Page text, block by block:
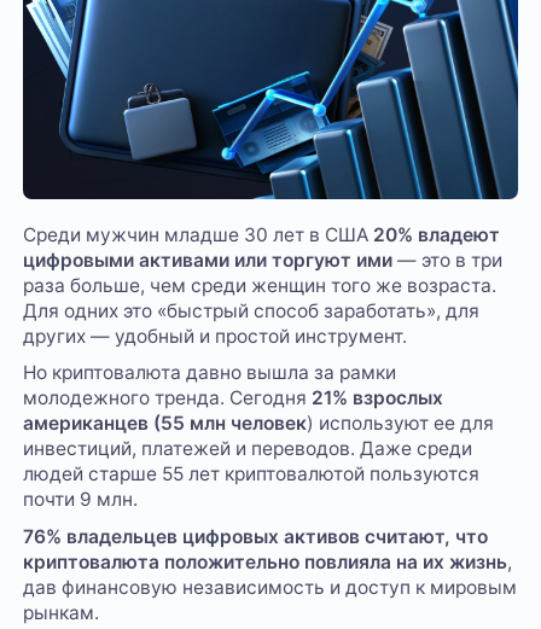
Среди мужчин младше 30 лет в США 20% владеют
цифровыми активами или торгуют ими — это в три
раза больше, чем среди женщин того же возраста.
Для одних это «быстрый способ заработать», для
других — удобный и простой инструмент.
Но криптовалюта давно вышла за рамки
молодежного тренда. Сегодня 21% взрослых
американцев (55 млн человек) используют ее для
инвестиций, платежей и переводов. Даже среди
людей старше 55 лет криптовалютой пользуются
почти 9 млн.
76% владельцев цифровых активов считают, что
криптовалюта положительно повлияла на их жизнь,
дав финансовую независимость и доступ к мировым
рынкам.